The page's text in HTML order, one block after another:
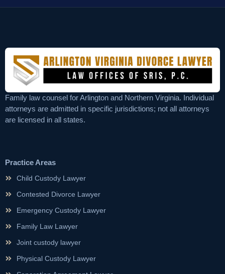
Family law counsel for Arlington and Northern Virginia. Individual
attorneys are admitted in specific jurisdictions; not all attorneys
are licensed in all states.
Practice Areas
Child Custody Lawyer
Contested Divorce Lawyer
Emergency Custody Lawyer
Family Law Lawyer
Joint custody lawyer
Physical Custody Lawyer